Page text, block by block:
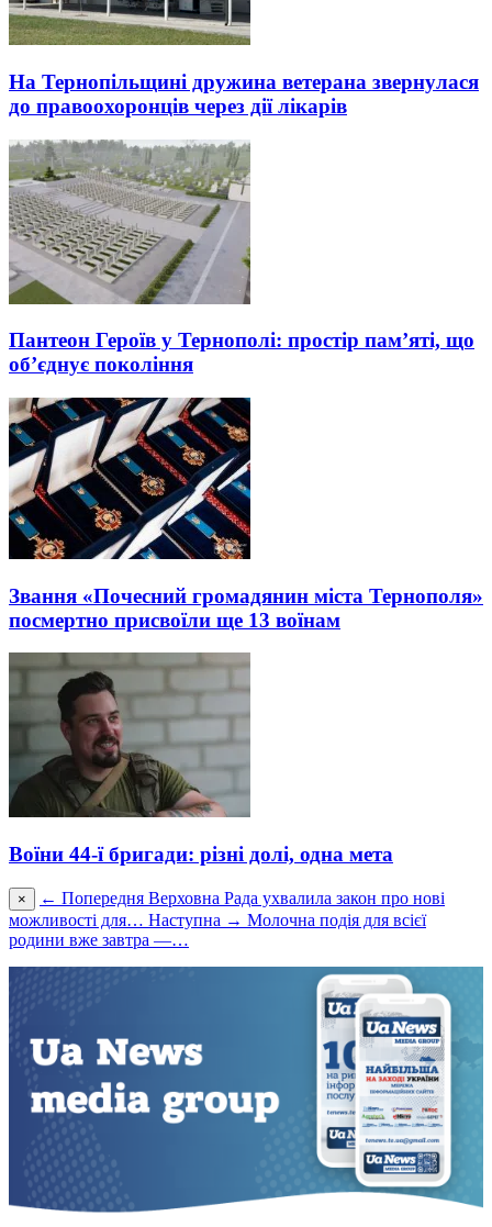
На Тернопільщині дружина ветерана звернулася
до правоохоронців через дії лікарів
Пантеон Героїв у Тернополі: простір пам’яті, що
об’єднує покоління
Звання «Почесний громадянин міста Тернополя»
посмертно присвоїли ще 13 воїнам
Воїни 44-ї бригади: різні долі, одна мета
× ← Попередня Верховна Рада ухвалила закон про нові
можливості для… Наступна → Молочна подія для всієї
родини вже завтра —…